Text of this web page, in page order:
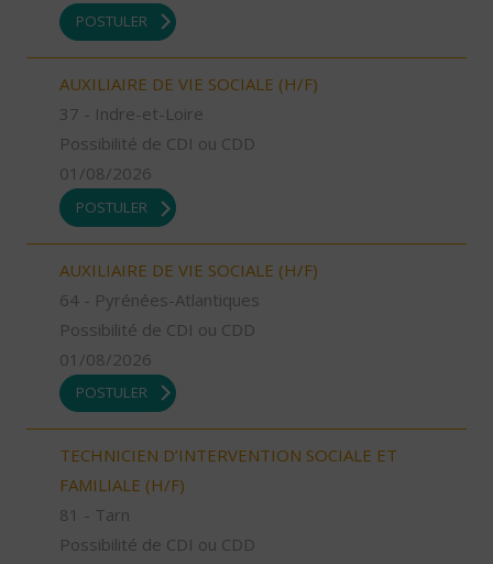
POSTULER
AUXILIAIRE DE VIE SOCIALE (H/F)
37 - Indre-et-Loire
Possibilité de CDI ou CDD
01/08/2026
POSTULER
AUXILIAIRE DE VIE SOCIALE (H/F)
64 - Pyrénées-Atlantiques
Possibilité de CDI ou CDD
01/08/2026
POSTULER
TECHNICIEN D’INTERVENTION SOCIALE ET
FAMILIALE (H/F)
81 - Tarn
Possibilité de CDI ou CDD